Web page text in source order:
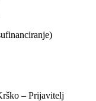
– Prijavitelj